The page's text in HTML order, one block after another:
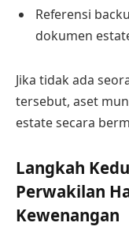
Referensi
dokumen
Jika tidak ada
tersebut, aset
estate secara
Langkah
Perwakilan
Kewenangan